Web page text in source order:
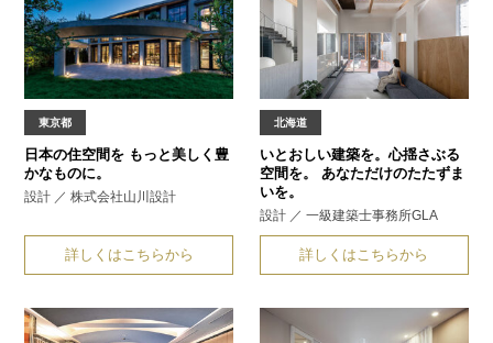
東京都
日本の住空間を もっと美しく豊
かなものに。
設計 ／ 株式会社山川設計
詳しくはこちらから
北海道
いとおしい建築を。心揺さぶる
空間を。 あなただけのたたずま
いを。
設計 ／ 一級建築士事務所GLA
詳しくはこちらから